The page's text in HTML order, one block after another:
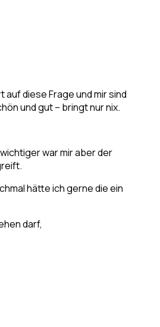
diese Frage und mir sind
und gut – bringt nur nix.
war mir aber der
hätte ich gerne die ein
darf,